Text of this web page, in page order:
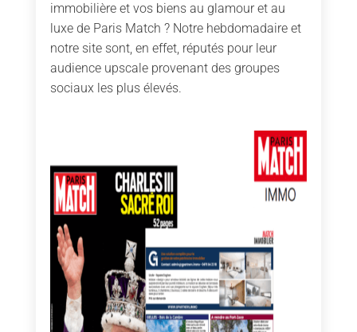
immobilière et vos biens au glamour et au
luxe de Paris Match ? Notre hebdomadaire et
notre site sont, en effet, réputés pour leur
audience upscale provenant des groupes
sociaux les plus élevés.